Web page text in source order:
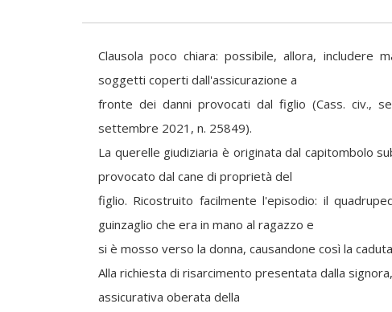
Clausola poco chiara: possibile, allora, includere
soggetti coperti dall'assicurazione a
fronte dei danni provocati dal figlio (Cass. civ.,
settembre 2021, n. 25849).
La querelle giudiziaria è originata dal capitombolo
provocato dal cane di proprietà del
figlio. Ricostruito facilmente l'episodio: il
guinzaglio che era in mano al ragazzo e
si è mosso verso la donna, causandone così la
Alla richiesta di risarcimento presentata dalla
assicurativa oberata della